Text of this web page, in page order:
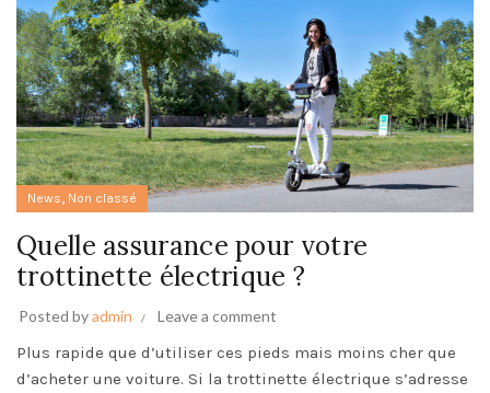
News, Non classé
Quelle assurance pour votre
trottinette électrique ?
Posted byadmin Leave a comment
Plus rapide que d’utiliser ces pieds mais moins cher que
d’acheter une voiture. Si la trottinette électrique s’adresse